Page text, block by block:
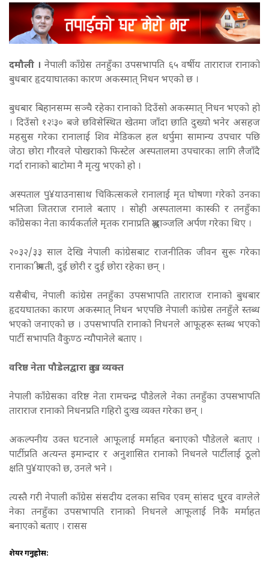
दमौली । नेपाली काँग्रेस तनहुँका उपसभापति ६५ वर्षीय ताराराज रानाको
बुधबार हृदयाघातका कारण अकस्मात् निधन भएको छ ।
बुधबार बिहानसम्म सञ्चै रहेका रानाको दिउँसो अकस्मात् निधन भएको हो
। दिउँसो १२ः३० बजे छविसेस्थित खेतमा जाँदा छाति दुख्यो भनेर असहज
महसुस गरेका रानालाई शिव मेडिकल हल थर्पुमा सामान्य उपचार पछि
जेठा छोरा गौरवले पोखराको फिस्टेल अस्पतालमा उपचारका लागि लैजाँदै
गर्दा रानाको बाटोमा नै मृत्यु भएको हो ।
अस्पताल पु¥याउनासाथ चिकित्सकले रानालाई मृत घोषणा गरेको उनका
भतिजा जितराज रानाले बताए । सोही अस्पतालमा कास्की र तनहुँका
काँग्रेसका नेता कार्यकर्ताले मृतक रानाप्रति श्रद्धाञ्जलि अर्पण गरेका थिए ।
२०३२/३३ साल देखि नेपाली कांग्रेसबाट राजनीतिक जीवन सुरू गरेका
रानाका श्रीमती, दुई छोरी र दुई छोरा रहेका छन् ।
यसैबीच, नेपाली कांग्रेस तनहुँका उपसभापति ताराराज रानाको बुधबार
हृदयघातका कारण अकस्मात् निधन भएपछि नेपाली कांग्रेस तनहुँले स्तब्ध
भएको जनाएको छ । उपसभापति रानाको निधनले आफूहरू स्तब्ध भएको
पार्टी सभापति वैकुण्ठ न्यौपानेले बताए ।
वरिष्ठ नेता पौडेलद्वारा दुःख व्यक्त
नेपाली काँग्रेसका वरिष्ठ नेता रामचन्द्र पौडेलले नेका तनहुँका उपसभापति
ताराराज रानाको निधनप्रति गहिरो दुःख व्यक्त गरेका छन् ।
अकल्पनीय उक्त घटनाले आफूलाई मर्माहत बनाएको पौडेलले बताए ।
पार्टीप्रति अत्यन्त इमान्दार र अनुशासित रानाको निधनले पार्टीलाई ठूलो
क्षति पु¥याएको छ, उनले भने ।
त्यस्तै गरी नेपाली काँग्रेस संसदीय दलका सचिव एवम् सांसद धु्रव वाग्लेले
नेका तनहुँका उपसभापति रानाको निधनले आफूलाई निकै मर्माहत
बनाएको बताए । रासस
शेयर गर्नुहोस: